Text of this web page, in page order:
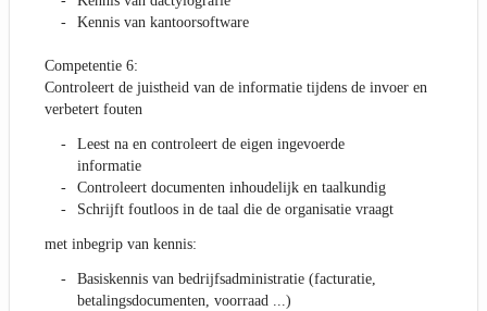
Kennis van kantoorsoftware
Competentie 6:
Controleert de juistheid van de informatie tijdens de invoer en
verbetert fouten
Leest na en controleert de eigen ingevoerde
informatie
Controleert documenten inhoudelijk en taalkundig
Schrijft foutloos in de taal die de organisatie vraagt
met inbegrip van kennis:
Basiskennis van bedrijfsadministratie (facturatie,
betalingsdocumenten, voorraad ...)